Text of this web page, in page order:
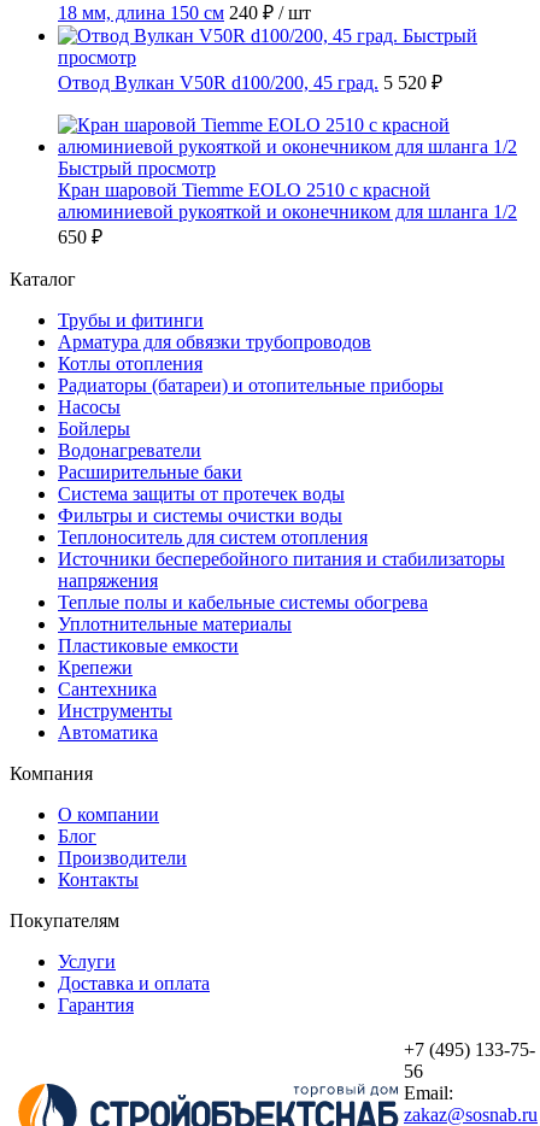
18 мм, длина 150 см 240 ₽ / шт
Быстрый
просмотр
Отвод Вулкан V50R d100/200, 45 град. 5 520 ₽
Быстрый просмотр
Кран шаровой Tiemme EOLO 2510 с красной
алюминиевой рукояткой и оконечником для шланга 1/2
650 ₽
Каталог
Трубы и фитинги
Арматура для обвязки трубопроводов
Котлы отопления
Радиаторы (батареи) и отопительные приборы
Насосы
Бойлеры
Водонагреватели
Расширительные баки
Система защиты от протечек воды
Фильтры и системы очистки воды
Теплоноситель для систем отопления
Источники бесперебойного питания и стабилизаторы
напряжения
Теплые полы и кабельные системы обогрева
Уплотнительные материалы
Пластиковые емкости
Крепежи
Сантехника
Инструменты
Автоматика
Компания
О компании
Блог
Производители
Контакты
Покупателям
Услуги
Доставка и оплата
Гарантия
+7 (495) 133-75-
56
Email:
zakaz@sosnab.ru